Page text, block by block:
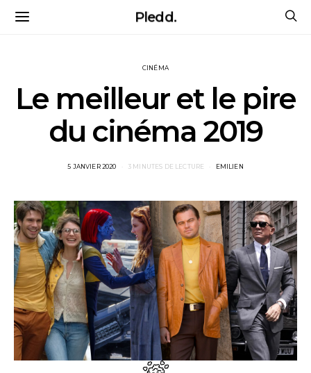
Pledd.
CINÉMA
Le meilleur et le pire
du cinéma 2019
POSTED
5 JANVIER 2020 3 MINUTES DE LECTURE EMILIEN